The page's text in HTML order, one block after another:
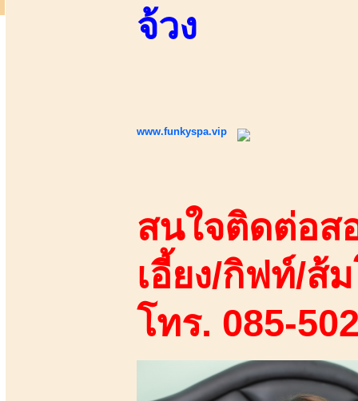
จ้วง
www.funkyspa.vip
สนใจติดต่อส
เอี้ยง/กิฟท์/ส้
โทร. 085-